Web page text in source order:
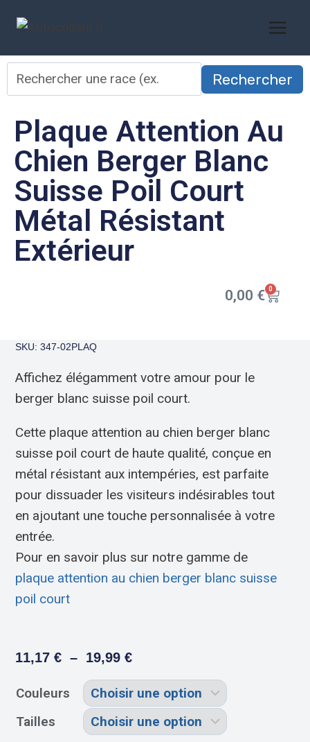
Rechercher
Plaque Attention Au
Chien Berger Blanc
Suisse Poil Court
Métal Résistant
Extérieur
0,00 € 0
SKU: 347-02PLAQ
Affichez élégamment votre amour pour le
berger blanc suisse poil court.
Cette plaque attention au chien berger blanc
suisse poil court de haute qualité, conçue en
métal résistant aux intempéries, est parfaite
pour dissuader les visiteurs indésirables tout
en ajoutant une touche personnalisée à votre
entrée.
Pour en savoir plus sur notre gamme de
plaque attention au chien berger blanc suisse
poil court
11,17€ – 19,99€
Couleurs
Tailles